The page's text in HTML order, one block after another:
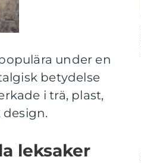
under en
betydelse
i trä, plast,
leksaker